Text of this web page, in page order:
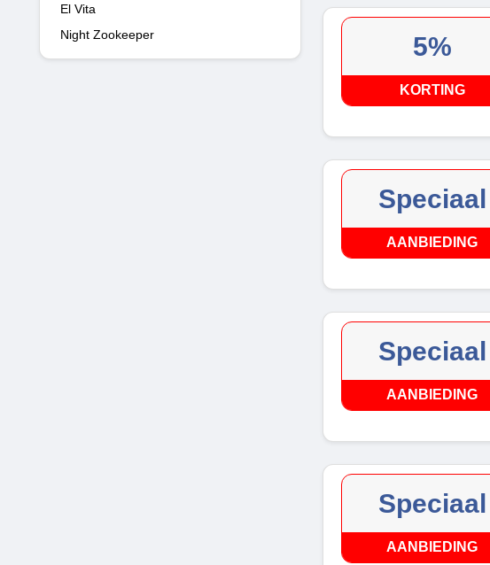
El Vita
Night Zookeeper
5%
KORTING
Speciaal
AANBIEDING
Speciaal
AANBIEDING
Speciaal
AANBIEDING